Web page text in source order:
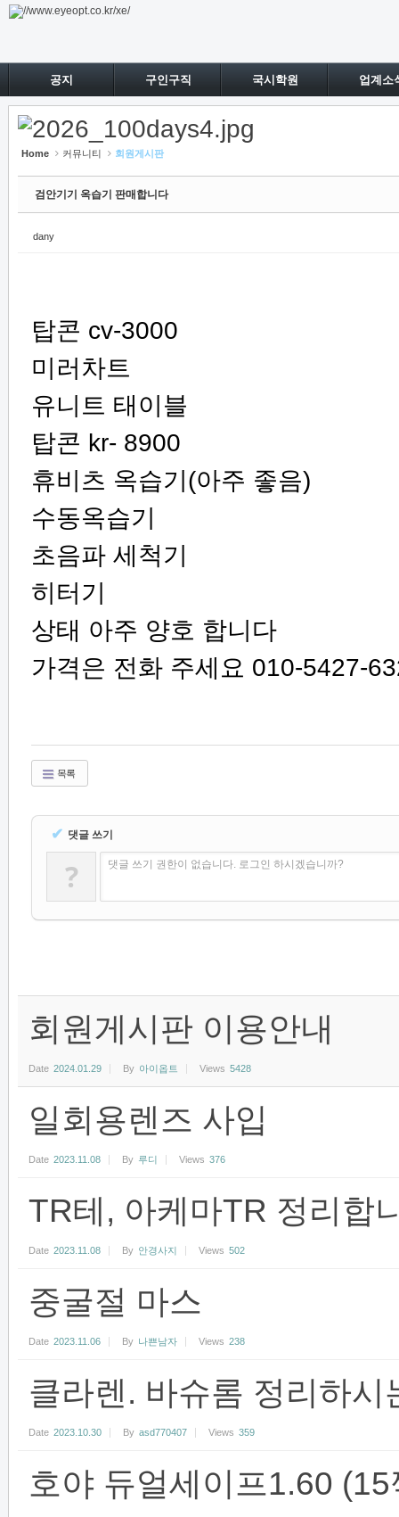
공지 구인구직 국시학원 업계소
Home 커뮤니티 회원게시판
검안기기 옥습기 판매합니다
dany
탑콘 cv-3000
미러차트
유니트 태이블
탑콘 kr- 8900
휴비츠 옥습기(아주 좋음)
수동옥습기
초음파 세척기
히터기
상태 아주 양호 합니다
가격은 전화 주세요 010-5427-
목록
✔ 댓글 쓰기
? 댓글 쓰기 권한이 없습니다. 로그인 하시겠습니까?
회원게시판 이용안내
Date 2024.01.29 By 아이옵트 Views 5428
일회용렌즈 사입
Date 2023.11.08 By 루디 Views 376
TR테, 아케마TR 정리합
Date 2023.11.08 By 안경사지 Views 502
중굴절 마스
Date 2023.11.06 By 나쁜남자 Views 238
클라렌. 바슈롬 정리하시
Date 2023.10.30 By asd770407 Views 359
호야 듀얼세이프1.60